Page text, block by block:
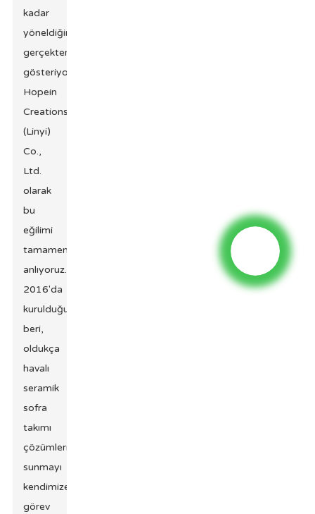
kadar
yöneldiğini
gerçekten
gösteriyor.
Hopein
Creations
(Linyi)
Co.,
Ltd.
olarak
bu
eğilimi
tamamen
anlıyoruz.
2016'da
kurulduğumuzdan
beri,
oldukça
havalı
seramik
sofra
takımı
çözümleri
sunmayı
kendimize
görev